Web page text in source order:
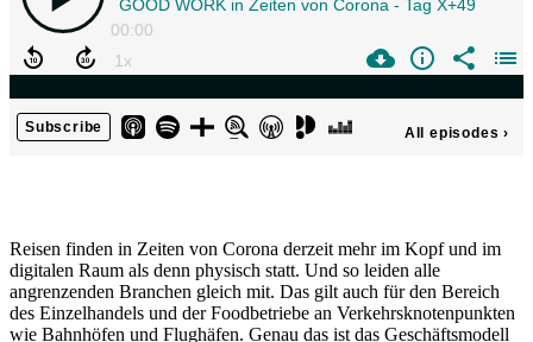
Reisen finden in Zeiten von Corona derzeit mehr im Kopf und im
digitalen Raum als denn physisch statt. Und so leiden alle
angrenzenden Branchen gleich mit. Das gilt auch für den Bereich
des Einzelhandels und der Foodbetriebe an Verkehrsknotenpunkten
wie Bahnhöfen und Flughäfen. Genau das ist das Geschäftsmodell